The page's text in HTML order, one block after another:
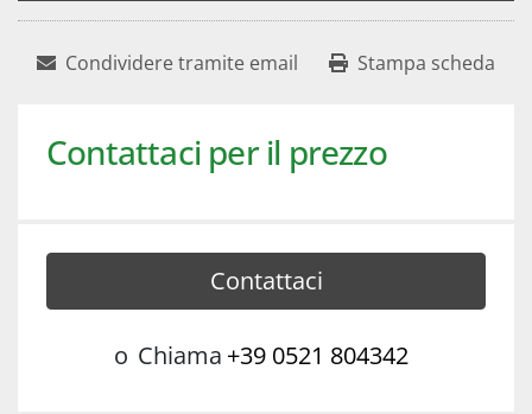
Condividere tramite email Stampa scheda
Contattaci per il prezzo
Contattaci
o Chiama +39 0521 804342